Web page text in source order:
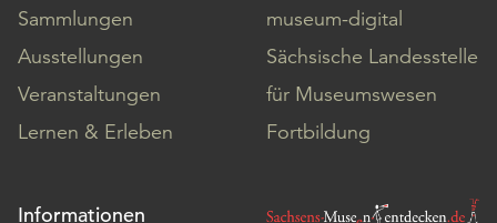
Sammlungen
Ausstellungen
Veranstaltungen
Lernen & Erleben
museum-digital
Sächsische Landesstelle
für Museumswesen
Fortbildung
Informationen